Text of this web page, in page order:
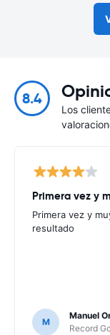
8.4
Los
Primera vez y
Primera vez y
resultado
M
Manuel
Record